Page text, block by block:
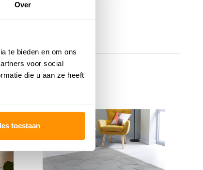
Over
te bieden en om ons
voor social
die u aan ze heeft
toestaan
KORTING 25%